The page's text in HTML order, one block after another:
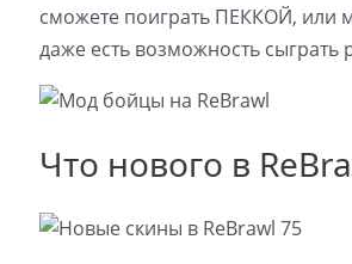
сможете поиграть ПЕККОЙ, или
даже есть возможность сыграть
Что нового в